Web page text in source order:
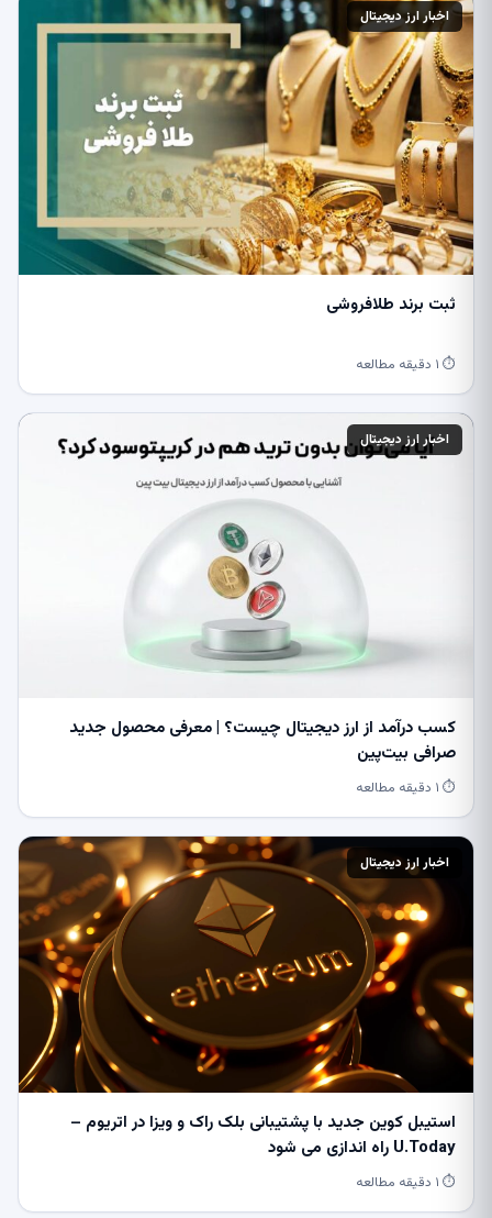
اخبار ارز دیجیتال
ثبت برند طلافروشی
⏱ ۱ دقیقه مطالعه
اخبار ارز دیجیتال
کسب درآمد از ارز دیجیتال چیست؟ | معرفی محصول جدید
صرافی بیت‌پین
⏱ ۱ دقیقه مطالعه
اخبار ارز دیجیتال
استیبل کوین جدید با پشتیبانی بلک راک و ویزا در اتریوم –
U.Today راه اندازی می شود
⏱ ۱ دقیقه مطالعه